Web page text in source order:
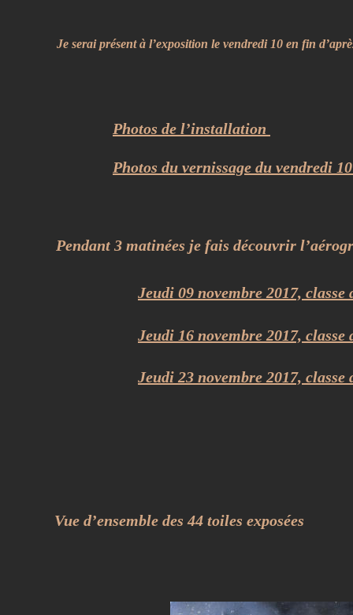
Vue d’ensemble des 44 toiles exposées
Je serai présent à l’exposition le vendredi 10 en fin
Pendant 3 matinées je fais découvrir
Jeudi 23 novembre 2017, classe
Jeudi 16 novembre 2017, classe
Jeudi 09 novembre 2017, classe
Photos du vernissage du vendredi
Photos de l’installation